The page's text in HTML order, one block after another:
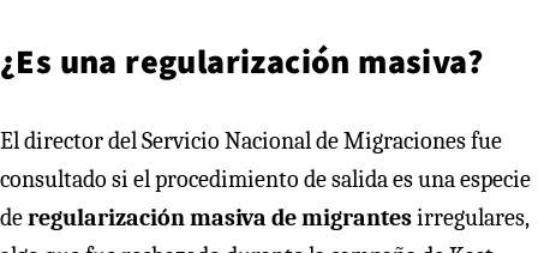
¿Es una regularización masiva?
El director del Servicio Nacional de Migraciones fue
consultado si el procedimiento de salida es una especie
deregularización masiva de migrantesirregulares,